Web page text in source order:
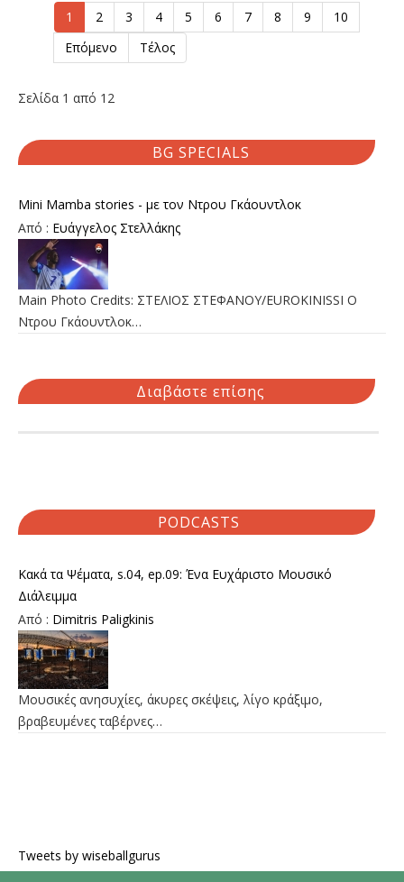
1 2 3 4 5 6 7 8 9
10
Επόμενο
Τέλος
Σελίδα 1 από 12
BG SPECIALS
Mini Mamba stories - με τον Ντρου Γκάουντλοκ
Από : Ευάγγελος Στελλάκης
Main Photo Credits: ΣΤΕΛΙΟΣ ΣΤΕΦΑΝΟΥ/EUROKINISSI Ο
Ντρου Γκάουντλοκ…
Διαβάστε επίσης
PODCASTS
Κακά τα Ψέματα, s.04, ep.09: Ένα Ευχάριστο Μουσικό
Διάλειμμα
Από : Dimitris Paligkinis
Μουσικές ανησυχίες, άκυρες σκέψεις, λίγο κράξιμο,
βραβευμένες ταβέρνες…
Tweets by wiseballgurus